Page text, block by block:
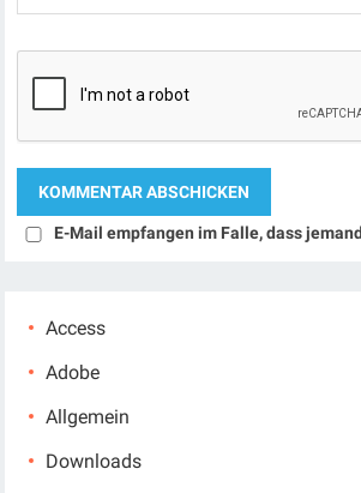
E-Mail empfangen im Falle, dass
Access
Adobe
Allgemein
Downloads